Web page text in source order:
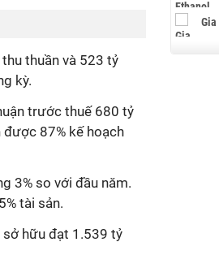
thuần và 523 tỷ
kỳ.
trước thuế 680 tỷ
87% kế hoạch
3% so với đầu năm.
tài sản.
sở hữu đạt 1.539 tỷ
Gia